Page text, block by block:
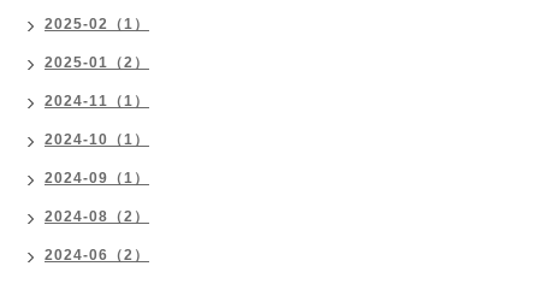
2025-02（1）
2025-01（2）
2024-11（1）
2024-10（1）
2024-09（1）
2024-08（2）
2024-06（2）